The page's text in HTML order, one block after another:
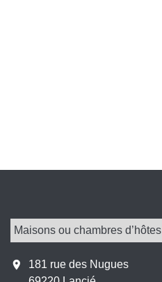
Maisons ou chambres d’hôtes
location_on
181 rue des Nugues